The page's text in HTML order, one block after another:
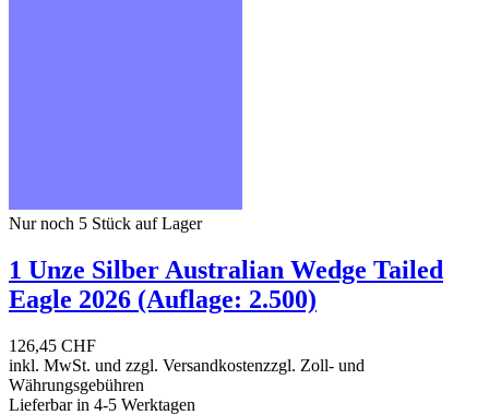
Nur noch 5 Stück auf Lager
1 Unze Silber Australian Wedge Tailed
Eagle 2026 (Auflage: 2.500)
126,45 CHF
inkl. MwSt. und zzgl. Versandkostenzzgl. Zoll- und
Währungsgebühren
Lieferbar in 4-5 Werktagen